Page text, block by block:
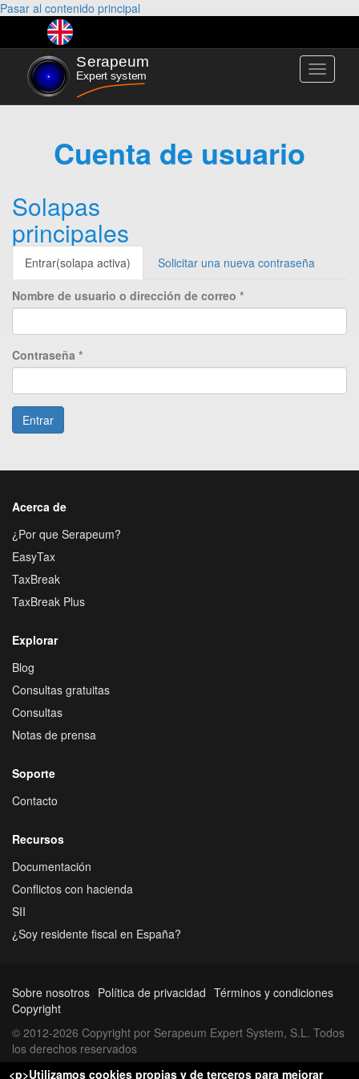
Pasar al contenido principal
Toggle
Cuenta de usuario
Solapas
principales
Entrar(solapa activa) Solicitar una nueva contraseña
Nombre de usuario o dirección de correo *
Contraseña *
Entrar
Acerca de
¿Por que Serapeum?
EasyTax
TaxBreak
TaxBreak Plus
Explorar
Blog
Consultas gratuitas
Consultas
Notas de prensa
Soporte
Contacto
Recursos
Documentación
Conflictos con hacienda
SII
¿Soy residente fiscal en España?
Sobre nosotros Política de privacidad Términos y condiciones
Copyright
© 2012-2026 Copyright por Serapeum Expert System, S.L. Todos
los derechos reservados
<p>Utilizamos cookies propias y de terceros para mejorar